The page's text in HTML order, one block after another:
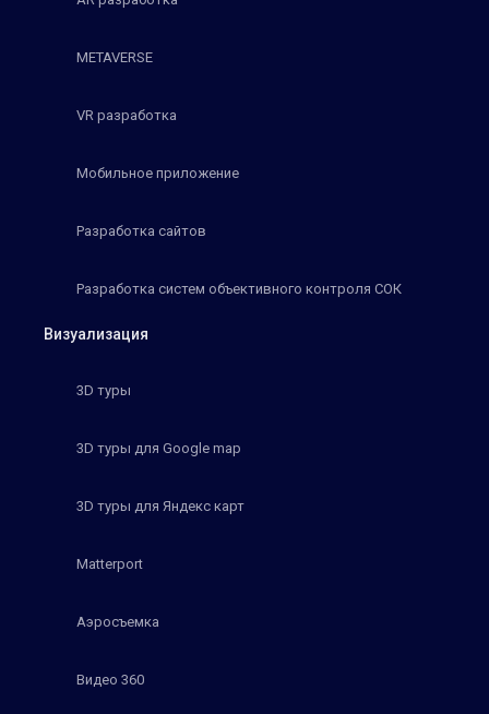
METAVERSE
VR разработка
Мобильное приложение
Разработка сайтов
Разработка систем объективного контроля СОК
Визуализация
3D туры
3D туры для Google map
3D туры для Яндекс карт
Matterport
Аэросъемка
Видео 360